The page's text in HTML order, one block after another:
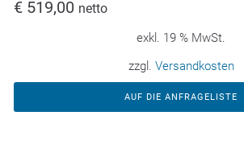
€ 519,00 netto
exkl. 19 % MwSt.
zzgl. Versandkosten
AUF DIE ANFRAGELISTE